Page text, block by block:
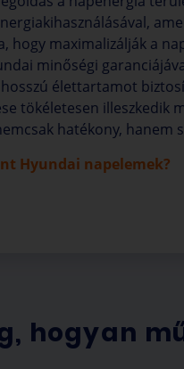
hogy maximalizálják a
minőségi
élettartamot
tökéletesen illeszkedik
hatékony, hanem
Hyundai napelemek?
hogyan